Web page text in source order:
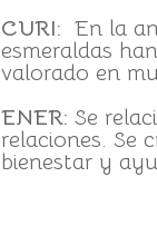
CURI:En la
esmeraldas
valorado en
ENER:Se
relaciones. Se
bienestar y